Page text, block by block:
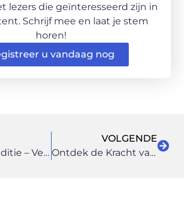
lezers die geïnteresseerd zijn in
Schrijf mee en laat je stem
horen!
u vandaag nog
Proef de Traditie – Verken de Culinaire Cultuur van Snackbar Arnhem
VOLGENDE
Ontdek de Kracht van Massage in Zaanstad voor Uw Gezondheid en Welzijn